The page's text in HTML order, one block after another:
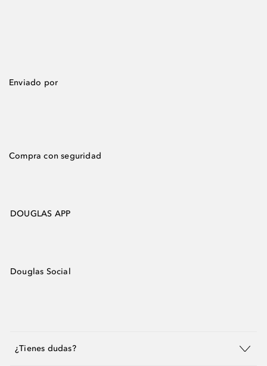
Enviado por
Compra con seguridad
DOUGLAS APP
Douglas Social
¿Tienes dudas?